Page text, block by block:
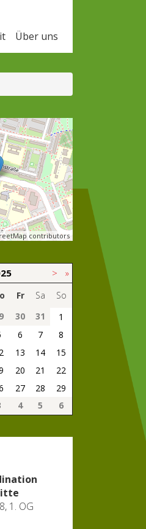
Über uns
contributors
> »
Fr Sa
So
30 31
1
6 7
8
13 14
15
20 21
22
27 28
29
4 5 6
1. OG